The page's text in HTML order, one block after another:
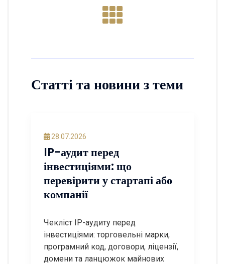
Статті та новини з теми
28.07.2026
IP-аудит перед
інвестиціями: що
перевірити у стартапі або
компанії
Чекліст IP-аудиту перед
інвестиціями: торговельні марки,
програмний код, договори, ліцензії,
домени та ланцюжок майнових